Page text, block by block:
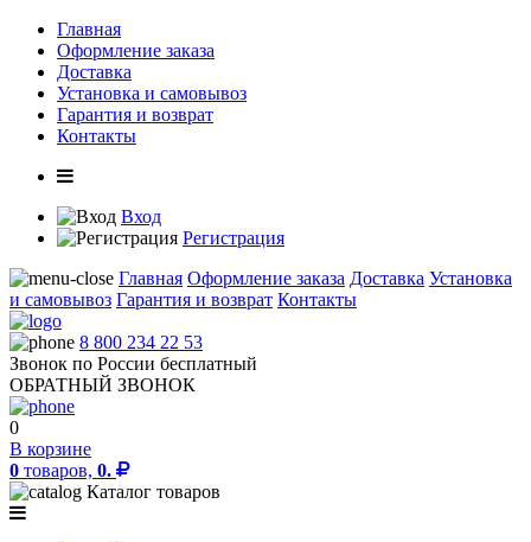
Главная
Оформление заказа
Доставка
Установка и самовывоз
Гарантия и возврат
Контакты
Вход
Регистрация
Главная Оформление заказа Доставка Установка
и самовывоз Гарантия и возврат Контакты
8 800 234 22 53
Звонок по России бесплатный
ОБРАТНЫЙ ЗВОНОК
0
В корзине
0 товаров, 0.
Каталог товаров